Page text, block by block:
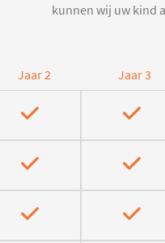
kunnen wij uw kind
Jaar 2 Jaar 3